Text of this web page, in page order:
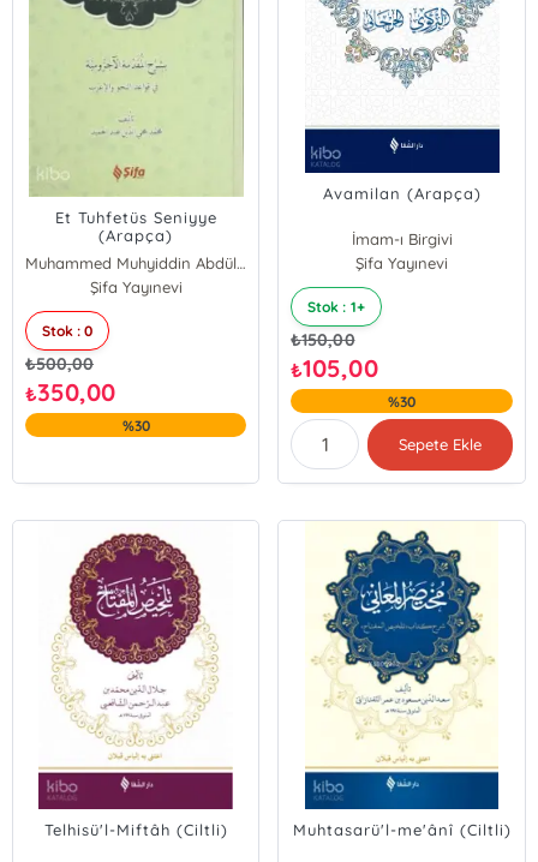
Et Tuhfetüs Seniyye
(Arapça)
Muhammed Muhyiddin Abdülhamid
Şifa Yayınevi
Stok : 0
₺500,00
₺350,00
%30
Avamilan (Arapça)
İmam-ı Birgivi
Şifa Yayınevi
Stok : 1+
₺150,00
₺105,00
%30
Sepete Ekle
Telhisü'l-Miftâh (Ciltli) Muhtasarü'l-me'ânî (Ciltli)